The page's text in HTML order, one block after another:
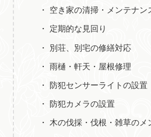
空き家の清掃・メンテナン
定期的な見回り
別荘、別宅の修繕対応
雨樋・軒天・屋根修理
防犯センサーライトの設置
防犯カメラの設置
木の伐採・伐根・雑草のメ